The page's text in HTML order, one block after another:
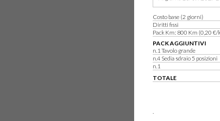
Costo base (2 giorni)
Diritti fissi
Pack Km: 800 Km (0,20
PACK AGGIUNTIVI
n.1 Tavolo grande
n.4 Sedia sdraio 5 posizioni
n.1
TOTALE